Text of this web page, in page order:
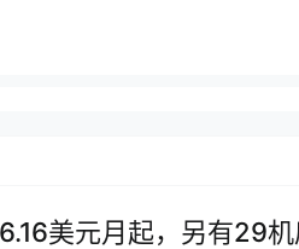
美元月起，另有29